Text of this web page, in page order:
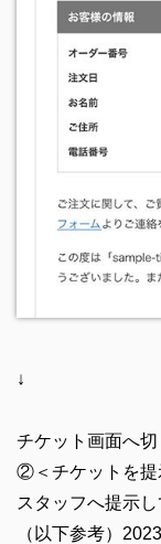
↓
チケット画面へ切
②＜チケットを
スタッフへ提示し
（以下参考）